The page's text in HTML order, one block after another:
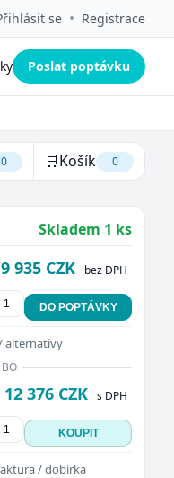
se • Registrace
Poslat poptávku
0 🛒Košík 0
Skladem 1 ks
9 935 CZK bez DPH
DO POPTÁVKY
alternativy
12 376 CZK s DPH
KOUPIT
/ dobírka